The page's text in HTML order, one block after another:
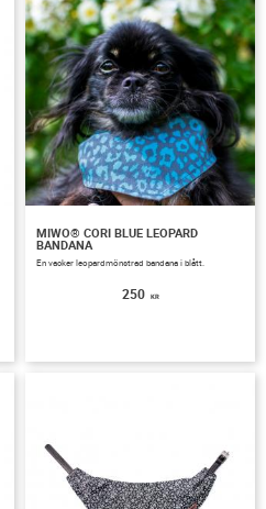
MIWO® CORI BLUE LEOPARD
BANDANA
En vacker leopardmönstrad bandana i blått.
250 KR